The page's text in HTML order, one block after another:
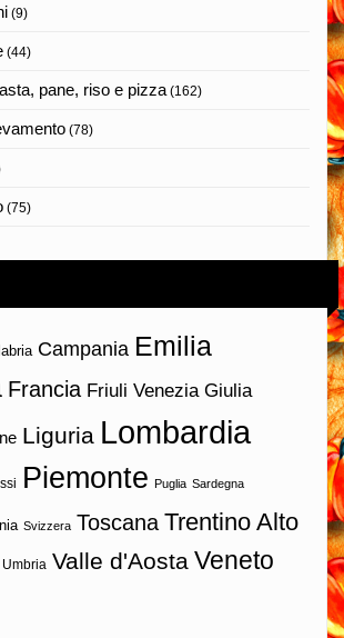
(9)
(44)
pane, riso e pizza(162)
(78)
(75)
Campania Emilia
Francia Friuli Venezia Giulia
Liguria Lombardia
Piemonte Puglia Sardegna
Svizzera Toscana Trentino Alto
Umbria Valle d'Aosta Veneto